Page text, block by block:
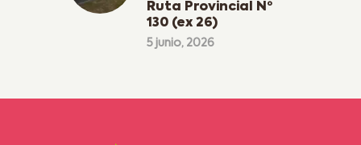
Ruta Provincial Nº
130 (ex 26)
5 junio, 2026